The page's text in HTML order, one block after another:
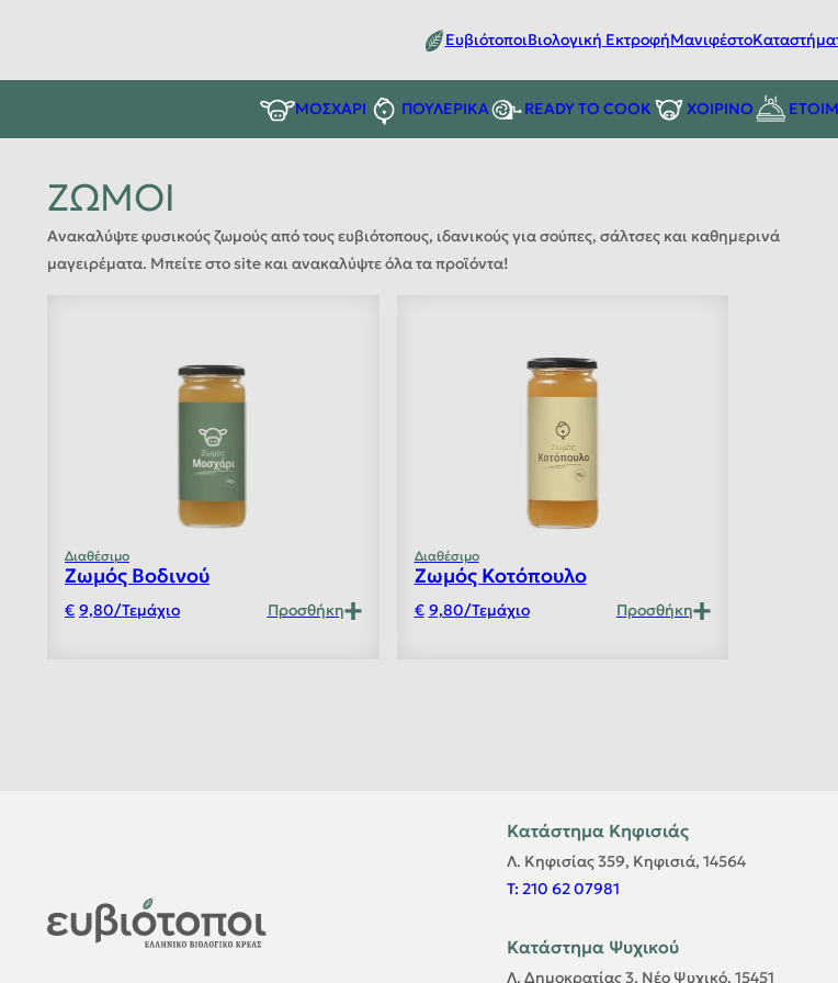
ΕυβιότοποιΒιολογική ΕκτροφήΜανιφέστο
ΜΟΣΧΑΡΙ ΠΟΥΛΕΡΙΚΑ READY TO COOK ΧΟΙΡΙΝΟ
ΖΩΜΟΙ
Ανακαλύψτε φυσικούς ζωμούς από τους ευβιότοπους, ιδανικούς για σούπες, σάλτσες και καθημερινά
μαγειρέματα. Μπείτε στο site και ανακαλύψτε όλα τα προϊόντα!
Διαθέσιμο
Ζωμός Βοδινού
9,80/Τεμάχιο Προσθήκη
Διαθέσιμο
Ζωμός Κοτόπουλο
9,80/Τεμάχιο Προσθήκη
Κατάστημα Κηφισιάς
Λ. Κηφισίας 359, Κηφισιά, 14564
T: 210 62 07981
Κατάστημα Ψυχικού
Λ. Δημοκρατίας 3, Νέο Ψυχικό, 15451